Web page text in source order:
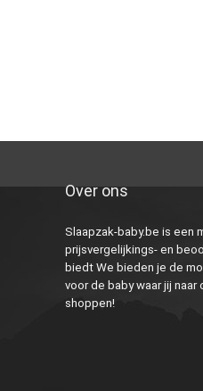
Over ons
Slaapzak-baby.be is een
prijsvergelijkings- en
biedt We bieden je de
voor de baby waar jij
shoppen!